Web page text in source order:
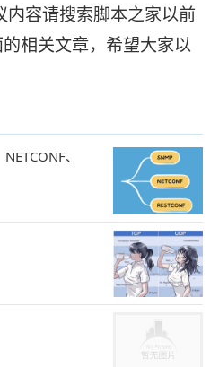
内容请搜索脚本之家以前
相关文章，希望大家以
、